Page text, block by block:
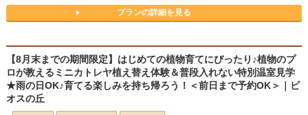
プランの詳細を見る
【8月末までの期間限定】はじめての植物育てにぴったり♪植物のプ
ロが教えるミニカトレヤ植え替え体験＆普段入れない特別温室見学
★雨の日OK♪育てる楽しみを持ち帰ろう！＜前日まで予約OK＞｜ビ
オスの丘